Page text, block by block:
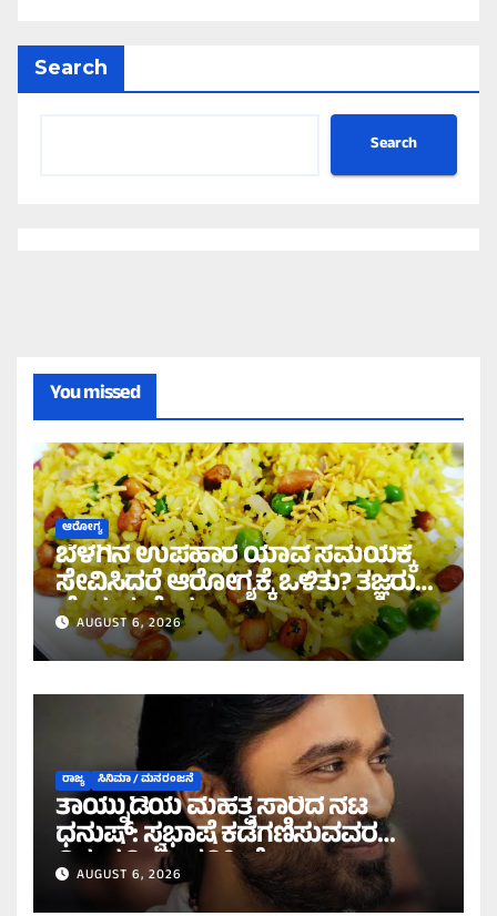
Search
Search
You missed
ಆರೋಗ್ಯ
ಬೆಳಗಿನ ಉಪಹಾರ ಯಾವ ಸಮಯಕ್ಕೆ
ಸೇವಿಸಿದರೆ ಆರೋಗ್ಯಕ್ಕೆ ಒಳಿತು? ತಜ್ಞರು
ಹೇಳುವುದೇನು?
AUGUST 6, 2026
ರಾಜ್ಯ ಸಿನಿಮಾ / ಮನರಂಜನೆ
ತಾಯ್ನುಡಿಯ ಮಹತ್ವ ಸಾರಿದ ನಟ
ಧನುಷ್: ಸ್ವಭಾಷೆ ಕಡೆಗಣಿಸುವವರ
ವಿರುದ್ಧ ತೀಕ್ಷ್ಣ ಪ್ರತಿಕ್ರಿಯೆ!
AUGUST 6, 2026